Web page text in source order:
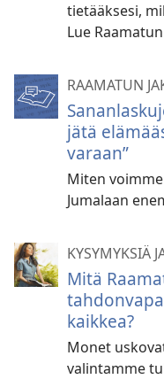
tietääksesi,
Lue
RAAMATUN
jätä
varaan”
Miten
Jumalaan
KYSYMYKSIÄ
Mitä
kaikkea?
Monet
valintamme